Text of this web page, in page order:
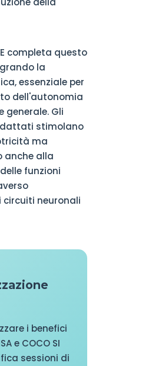
completa questo
la
essenziale per
dell'autonomia
generale. Gli
stimolano
ma
anche alla
funzioni
neuronali
i benefici
e COCO SI
sessioni di